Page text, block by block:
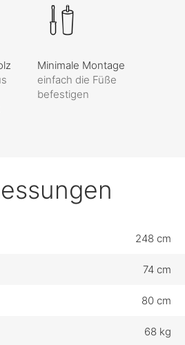
Minimale Montage
einfach die Füße
befestigen
248 cm
74 cm
80 cm
68 kg